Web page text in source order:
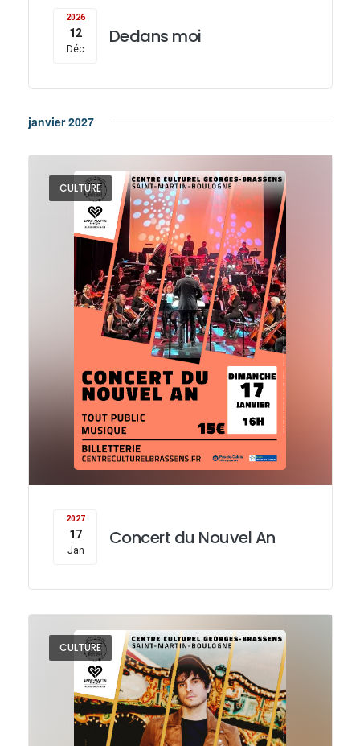
2026
12
Déc
Dedans moi
janvier 2027
CULTURE
2027
17
Jan
Concert du Nouvel An
CULTURE